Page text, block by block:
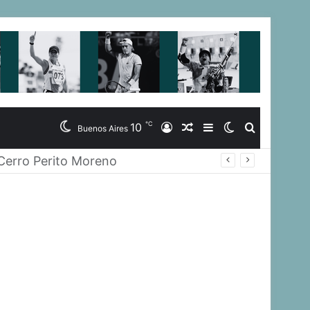
Buscar
Switch
skin
Barra
Lateral
Artículo
Aleatorio
Iniciar
Sesión
Buenos Aires 10 ℃